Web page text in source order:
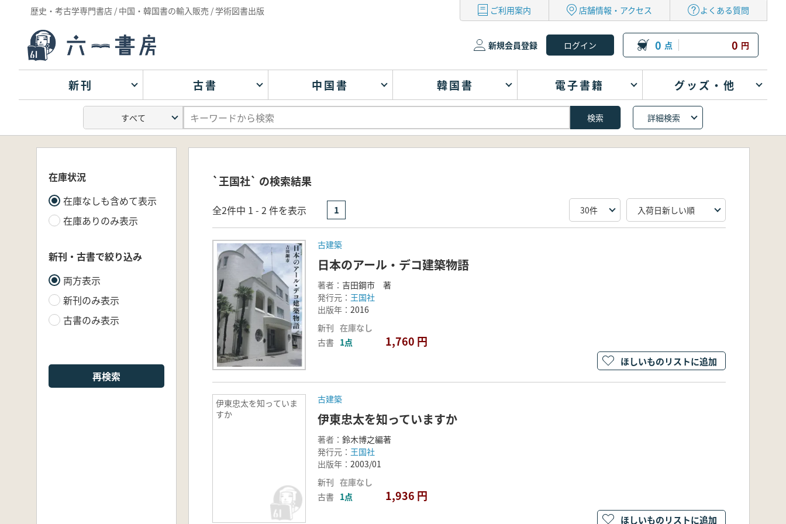
歴史・考古学専門書店 / 中国・韓国書の輸入販売 / 学術図書出版 ご利用案内 店舗情報・アクセス よくある質問
新規会員登録 0 点 0 円
新刊 古書 中国書 韓国書 電子書籍 グッズ・他
詳細検索
在庫状況
在庫なしも含めて表示
在庫ありのみ表示
新刊・古書で絞り込み
両方表示
新刊のみ表示
古書のみ表示
再検索
`王国社` の検索結果
全2件中 1 - 2 件を表示 1
古建築
日本のアール・デコ建築物語
著者： 吉田鋼市 著
発行元： 王国社
出版年： 2016
新刊 在庫なし
古書 1点 1,760 円
ほしいものリストに追加
伊東忠太を知っていま
すか
古建築
伊東忠太を知っていますか
著者： 鈴木博之編著
発行元： 王国社
出版年： 2003/01
新刊 在庫なし
古書 1点 1,936 円
ほしいものリストに追加